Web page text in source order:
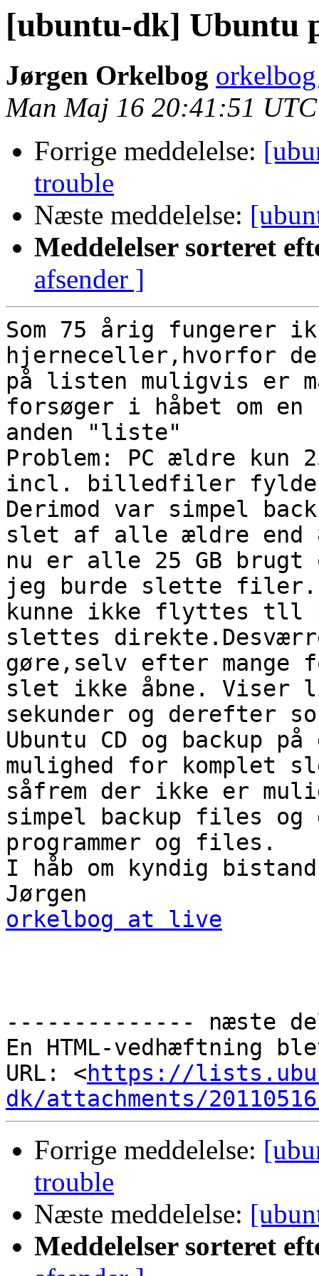
[ubuntu-dk] Ubuntu
Jørgen Orkelbog
Man Maj 16 20:41:51
Forrige meddelelse:
trouble
Næste meddelelse:
Meddelelser sorteret
afsender ]
Som 75 årig fungerer
hjerneceller,hvorfor
på listen muligvis er
forsøger i håbet om
anden "liste"
Problem: PC ældre kun
incl. billedfiler fylder
Derimod var simpel
slet af alle ældre end
nu er alle 25 GB
jeg burde slette filer.
kunne ikke flyttes tll
slettes
gøre,selv efter mange
slet ikke åbne. Viser
sekunder og derefter
Ubuntu CD og backup
mulighed for komplet
såfrem der ikke er
simpel backup files og
programmer og files.
I håb om kyndig
orkelbog at live
-------------- næste
En HTML-vedhæftning
URL: <https://
dk/attachments/
Forrige meddelelse:
trouble
Næste meddelelse:
Meddelelser sorteret